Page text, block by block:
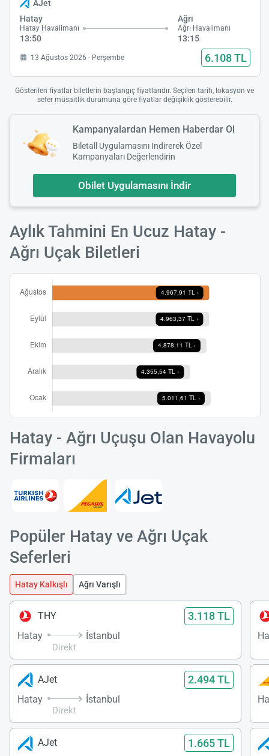
AJet
Hatay
Hatay Havalimanı
13:50
Ağrı
Ağrı Havalimanı
13:15
13 Ağustos 2026 - Perşembe 6.108 TL
Gösterilen fiyatlar biletlerin başlangıç fiyatlarıdır. Seçilen tarih, lokasyon ve
sefer müsaitlik durumuna göre fiyatlar değişiklik gösterebilir.
Kampanyalardan Hemen Haberdar Ol
Biletall Uygulamasını Indirerek Özel
Kampanyaları Değerlendirin
Obilet Uygulamasını İndir
Aylık Tahmini En Ucuz Hatay -
Ağrı Uçak Biletleri
Hatay - Ağrı Uçuşu Olan Havayolu
Firmaları
Popüler Hatay ve Ağrı Uçak
Seferleri
Hatay Kalkışlı Ağrı Varışlı
THY 3.118 TL
Hatay
Direkt
İstanbul
AJet 2.494 TL
Hatay
Direkt
İstanbul
AJet 1.665 TL